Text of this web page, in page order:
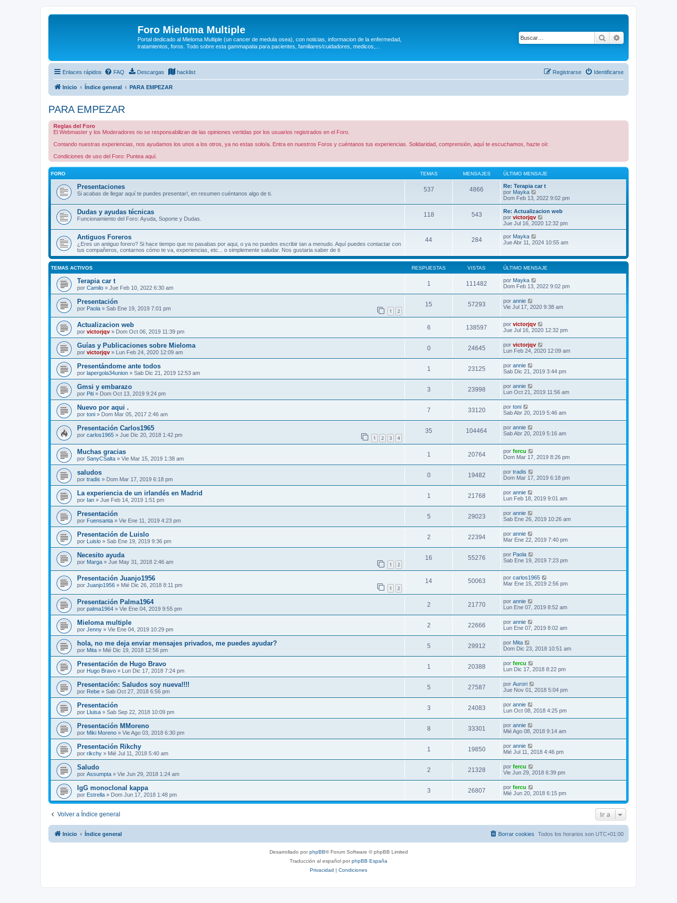
Foro Mieloma Multiple
Portal dedicado al Mieloma Multiple (un cancer de medula osea), con noticias, informacion de la enfermedad,
tratamientos, foros. Todo sobre esta gammapatia para pacientes, familiares/cuidadores, medicos,...
Buscar
Enlaces rápidos FAQ Descargas hacklist Identificarse
Registrarse
Inicio Índice general PARA EMPEZAR
PARA EMPEZAR
Reglas del Foro
El Webmaster y los Moderadores no se responsabilizan de las opiniones vertidas por los usuarios registrados en el Foro.
Contando nuestras experiencias, nos ayudamos los unos a los otros, ya no estas solo/a. Entra en nuestros Foros y cuéntanos tus experiencias. Solidaridad, comprensión, aquí te escuchamos, hazte oír.
Condiciones de uso del Foro: Puntea aquí.
FORO TEMAS MENSAJES ÚLTIMO MENSAJE
Presentaciones
Si acabas de llegar aquí te puedes presentar!, en resumen cuéntanos algo de ti.
537 4866
Re: Terapia car t
por Mayka
e
r
ú
t
o
m
n
s
a
Dom Feb 13, 2022 9:02 pm
Dudas y ayudas técnicas
Funcionamiento del Foro: Ayuda, Soporte y Dudas.
118 543
Re: Actualizacion web
por victorjqv
e
r
l
m
o
m
n
s
a
e
Jue Jul 16, 2020 12:32 pm
Antiguos Foreros
¿Eres un antiguo forero? Si hace tiempo que no pasabas por aqui, o ya no puedes escribir tan a menudo. Aquí puedes contactar con
tus compañeros, contarnos cómo te va, experiencias, etc... o simplemente saludar. Nos gustaria saber de ti
44 284 por Mayka
e
l
t
o
m
e
s
e
Jue Abr 11, 2024 10:55 am
TEMAS ACTIVOS RESPUESTAS VISTAS ÚLTIMO MENSAJE
Terapia car t
por Camilo » Jue Feb 10, 2022 6:30 am
1 111482 por Mayka
Dom Feb 13, 2022 9:02 pm
Presentación
por Paola » Sab Ene 19, 2019 7:01 pm 1 2
15 57293 por annie
Vie Jul 17, 2020 9:38 am
Actualizacion web
por victorjqv » Dom Oct 06, 2019 11:39 pm
6 138597 por victorjqv
Jue Jul 16, 2020 12:32 pm
Guías y Publicaciones sobre Mieloma
por victorjqv » Lun Feb 24, 2020 12:09 am
0 24645 por victorjqv
Lun Feb 24, 2020 12:09 am
Presentándome ante todos
por lapergola34union » Sab Dic 21, 2019 12:53 am
1 23125 por annie
Sab Dic 21, 2019 3:44 pm
Gmsi y embarazo
por Piti » Dom Oct 13, 2019 9:24 pm
3 23998 por annie
Lun Oct 21, 2019 11:56 am
Nuevo por aqui .
por toni » Dom Mar 05, 2017 2:46 am
7 33120 por toni
Sab Abr 20, 2019 5:46 am
Presentación Carlos1965
por carlos1965 » Jue Dic 20, 2018 1:42 pm 1 2 3 4
35 104464 por annie
Sab Abr 20, 2019 5:16 am
Muchas gracias
por SanyCSalta » Vie Mar 15, 2019 1:38 am
1 20764 por fercu
Dom Mar 17, 2019 8:26 pm
saludos
por tradis » Dom Mar 17, 2019 6:18 pm
0 19482 por tradis
Dom Mar 17, 2019 6:18 pm
La experiencia de un irlandés en Madrid
por Ian » Jue Feb 14, 2019 1:51 pm
1 21768 por annie
Lun Feb 18, 2019 9:01 am
Presentación
por Fuensanta » Vie Ene 11, 2019 4:23 pm
5 29023 por annie
Sab Ene 26, 2019 10:26 am
Presentación de Luislo
por Luislo » Sab Ene 19, 2019 9:36 pm
2 22394 por annie
Mar Ene 22, 2019 7:40 pm
Necesito ayuda
por Marga » Jue May 31, 2018 2:46 am 1 2
16 55276 por Paola
Sab Ene 19, 2019 7:23 pm
Presentación Juanjo1956
por Juanjo1956 » Mié Dic 26, 2018 8:11 pm 1 2
14 50063 por carlos1965
Mar Ene 15, 2019 2:56 pm
Presentación Palma1964
por palma1964 » Vie Ene 04, 2019 9:55 pm
2 21770 por annie
Lun Ene 07, 2019 8:52 am
Mieloma multiple
por Jenny » Vie Ene 04, 2019 10:29 pm
2 22666 por annie
Lun Ene 07, 2019 8:02 am
hola, no me deja enviar mensajes privados, me puedes ayudar?
por Mita » Mié Dic 19, 2018 12:56 pm
5 29912 por Mita
Dom Dic 23, 2018 10:51 am
Presentación de Hugo Bravo
por Hugo Bravo » Lun Dic 17, 2018 7:24 pm
1 20388 por fercu
Lun Dic 17, 2018 8:22 pm
Presentación: Saludos soy nueva!!!!
por Rebe » Sab Oct 27, 2018 6:56 pm
5 27587 por Aurori
Jue Nov 01, 2018 5:04 pm
Presentación
por Lluisa » Sab Sep 22, 2018 10:09 pm
3 24083 por annie
Lun Oct 08, 2018 4:25 pm
Presentación MMoreno
por Miki Moreno » Vie Ago 03, 2018 6:30 pm
8 33301 por annie
Mié Ago 08, 2018 9:14 am
Presentación Rikchy
por rikchy » Mié Jul 11, 2018 5:40 am
1 19850 por annie
Mié Jul 11, 2018 4:46 pm
Saludo
por Assumpta » Vie Jun 29, 2018 1:24 am
2 21328 por fercu
Vie Jun 29, 2018 6:39 pm
IgG monoclonal kappa
por Estrella » Dom Jun 17, 2018 1:48 pm
3 26807 por fercu
Mié Jun 20, 2018 6:15 pm
Volver a Índice general Ir a
Inicio Índice general Todos los horarios son UTC+01:00
Borrar cookies
Desarrollado porphpBB® Forum Software © phpBB Limited
Traducción al español porphpBB España
Privacidad | Condiciones